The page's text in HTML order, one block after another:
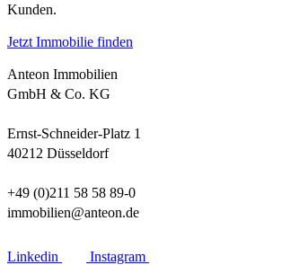
Kunden.
Jetzt Immobilie finden
Anteon Immobilien
GmbH & Co. KG
Ernst-Schneider-Platz 1
40212 Düsseldorf
+49 (0)211 58 58 89-0
immobilien@anteon.de
Linkedin Instagram